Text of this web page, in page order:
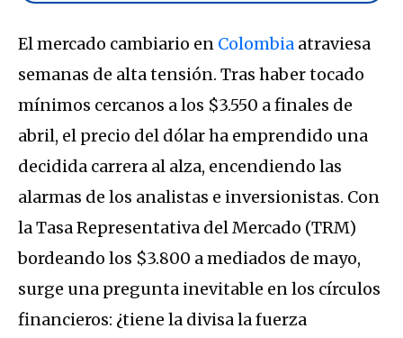
El mercado cambiario en Colombia atraviesa
semanas de alta tensión. Tras haber tocado
mínimos cercanos a los $3.550 a finales de
abril, el precio del dólar ha emprendido una
decidida carrera al alza, encendiendo las
alarmas de los analistas e inversionistas. Con
la Tasa Representativa del Mercado (TRM)
bordeando los $3.800 a mediados de mayo,
surge una pregunta inevitable en los círculos
financieros: ¿tiene la divisa la fuerza